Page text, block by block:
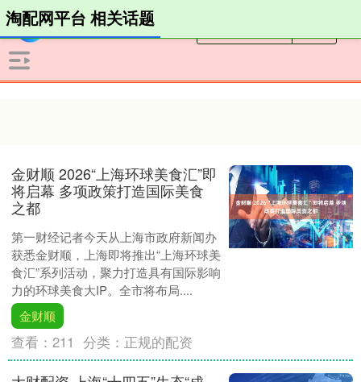
淘配网平台 相关话题
金财顺 2026“上海环球美食汇”即
将启幕 多项政策打造国际美食
之都
第一财经记者今天从上海市政府新闻办
获悉金财顺，上海即将推出“上海环球美
食汇”系列活动，聚力打造具有国际影响
力的环球美食大IP。全市将布局....
金财顺
查看：211 分类： 正规的配资